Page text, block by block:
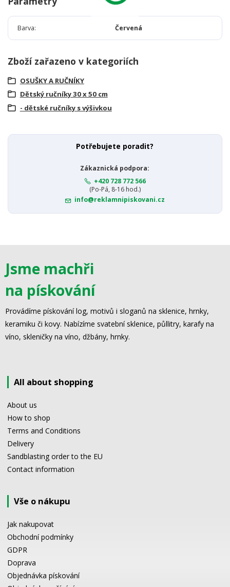
Barva Červená
Zboží zařazeno v kategoriích
OSUŠKY A RUČNÍKY
Dětský ručníky 30 x 50 cm
- dětské ručníky s výšivkou
Potřebujete poradit?
Zákaznická podpora:
+420 728 772 566
(Po-Pá, 8-16 hod.)
info@reklamnipiskovani.cz
Jsme machři
na pískování
Provádíme pískování log, motivů i sloganů na sklenice, hrnky,
keramiku či kovy. Nabízíme svatební sklenice, půllitry, karafy na
víno, skleničky na víno, džbány, hrnky.
All about shopping
About us
How to shop
Terms and Conditions
Delivery
Sandblasting order to the EU
Contact information
Vše o nákupu
Jak nakupovat
Obchodní podmínky
GDPR
Doprava
Objednávka pískování